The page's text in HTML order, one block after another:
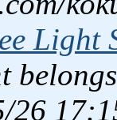
Light
26